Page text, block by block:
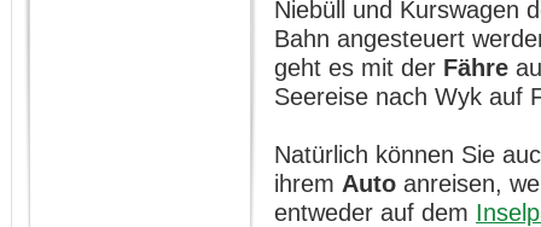
Niebüll und Kurswagen
Bahn angesteuert
geht es mit der Fähre
Seereise nach Wyk auf
Natürlich können Sie
ihrem Auto anreisen,
entweder auf dem